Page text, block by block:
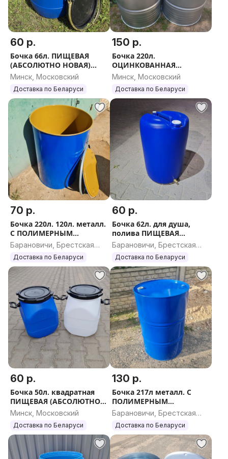
60 р.
Бочка 66л. ПИЩЕВАЯ
(АБСОЛЮТНО НОВАЯ)
УСИЛЕННАЯ. ДОСТАВКА
по Беларуси. Вышлю
ЕВРОПОЧТОЙ / Почтой.
Минск, Московский
Доставка по Беларуси
150 р.
Бочка 220л.
ОЦИНКОВАННАЯ
ПИЩЕВАЯ (Абсолютно
НОВАЯ). Доставка по
Беларуси. Вышлю
ЕВРОПОЧТОЙ. ПОЧТОЙ.
Минск, Московский
Доставка по Беларуси
70 р.
Бочка 220л. 120л. металл.
С ПОЛИМЕРНЫМ
ПОКРЫТИЕМ. ПИЩЕВАЯ
(НОВАЯ). ДОСТАВКА по РБ.
Вышлю ЕВРОПОЧТОЙ.
Барановичи, Брестская
область
Доставка по Беларуси
60 р.
Бочка 62л. для душа,
полива ПИЩЕВАЯ
(НОВАЯ) Доставка по
Беларуси. Вышлю
ЕВРОПОЧТОЙ/ПОЧТОЙ
Барановичи, Брестская
область
Доставка по Беларуси
60 р.
Бочка 50л. квадратная
ПИЩЕВАЯ (АБСОЛЮТНО
НОВАЯ) ДОСТАВКА по
Беларуси. Вышлю
ЕВРОПОЧТОЙ. Почтой.
Минск, Московский
Доставка по Беларуси
130 р.
Бочка 217л металл. С
ПОЛИМЕРНЫМ
ПОКРЫТИЕМ ПИЩЕВАЯ
под душ. (НОВАЯ).
ДОСТАВКА. Вышлю
ЕВРОПОЧТОЙ.
Барановичи, Брестская
область
Доставка по Беларуси